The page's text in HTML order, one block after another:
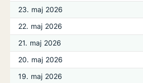
23. maj 2026
22. maj 2026
21. maj 2026
20. maj 2026
19. maj 2026